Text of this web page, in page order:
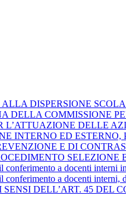
DISPERSIONE
DELLA COMMISSIONE
L’ATTUAZIONE DELLE
INTERNO ED
E DI
SELEZIONE
conferimento a docenti interni
conferimento a docenti
DELL’ART. 45 DEL